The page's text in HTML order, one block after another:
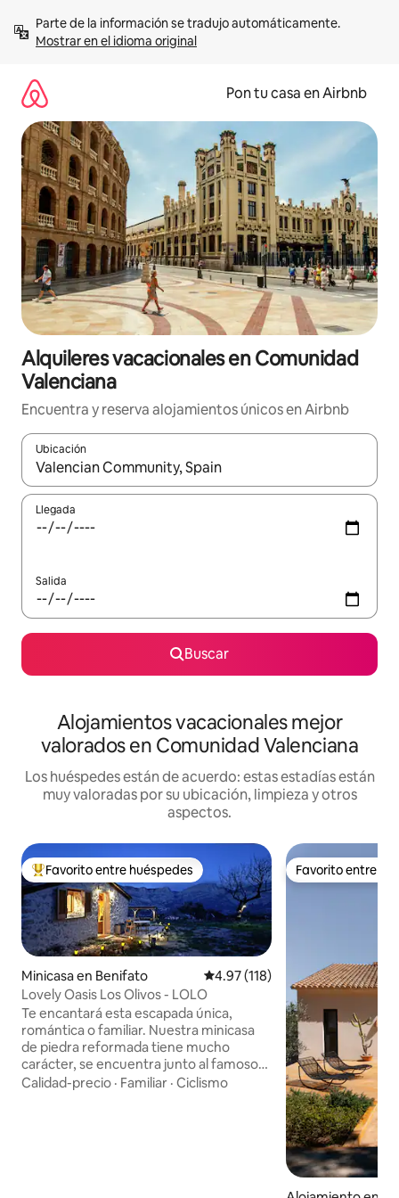
contenidoMostrar en el idioma original
Pon tu casa en Airbnb
Alquileres vacacionales en Comunidad
Valenciana
Encuentra y reserva alojamientos únicos en Airbnb
Ubicación
Cuando los resultados estén disponibles, navega con las
Llegada
Salida
Buscar
Alojamientos vacacionales mejor
valorados en Comunidad Valenciana
Los huéspedes están de acuerdo: estas estadías están
muy valoradas por su ubicación, limpieza y otros
aspectos.
Favorito entre huéspedes preferido
Favorito entre huéspedes
Minicasa en Benifato Calificación promedio: 4.97 de
4.97 (118)
Lovely Oasis Los Olivos - LOLO
Te encantará esta escapada única,
romántica o familiar. Nuestra minicasa
de piedra reformada tiene mucho
carácter, se encuentra junto al famoso
castillo de Guadalest y las vistas de
Calidad-precio · Familiar · Ciclismo
Favorito entre
Favorito entre